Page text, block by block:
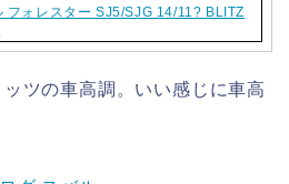
フォレスター SJ5/SJG 14/11? BLITZ
ツの車高調。いい感じに車高